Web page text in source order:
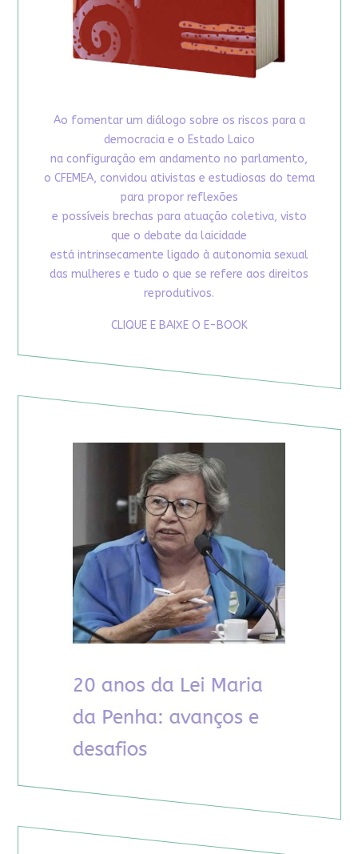
Ao fomentar um diálogo sobre os riscos para a
democracia e o Estado Laico
na configuração em andamento no parlamento,
o CFEMEA, convidou ativistas e estudiosas do tema
para propor reflexões
e possíveis brechas para atuação coletiva, visto
que o debate da laicidade
está intrinsecamente ligado à autonomia sexual
das mulheres e tudo o que se refere aos direitos
reprodutivos.
CLIQUE E BAIXE O E-BOOK